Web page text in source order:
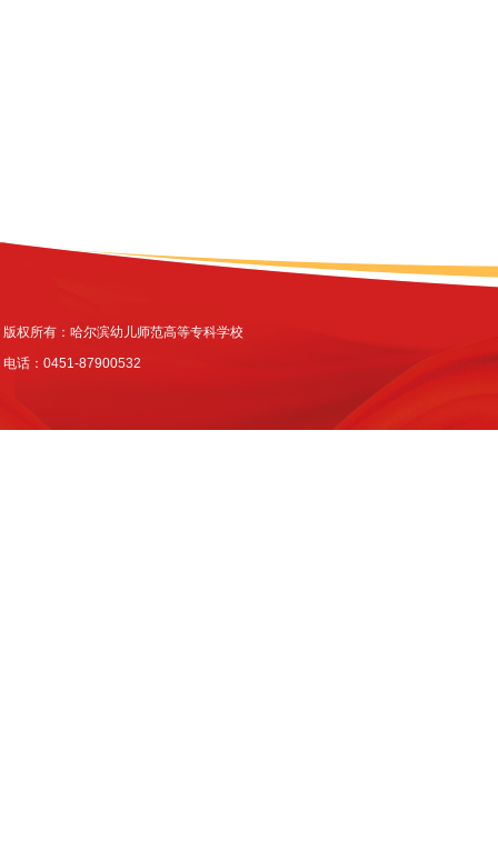
版权所有：哈尔滨幼儿师范高等专科学校
电话：0451-87900532